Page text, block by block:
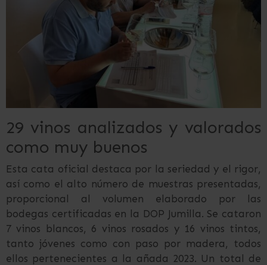
29 vinos analizados y valorados
como muy buenos
Esta cata oficial destaca por la seriedad y el rigor,
así como el alto número de muestras presentadas,
proporcional al volumen elaborado por las
bodegas certificadas en la DOP Jumilla. Se cataron
7 vinos blancos, 6 vinos rosados y 16 vinos tintos,
tanto jóvenes como con paso por madera, todos
ellos pertenecientes a la añada 2023. Un total de